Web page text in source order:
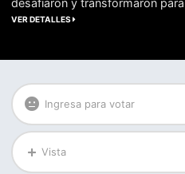
desafiaron y transformaron
VER DETALLES
Ingresa para votar
Vista